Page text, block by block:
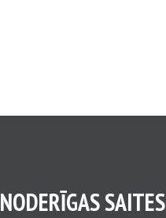
NODERĪGAS SAITES